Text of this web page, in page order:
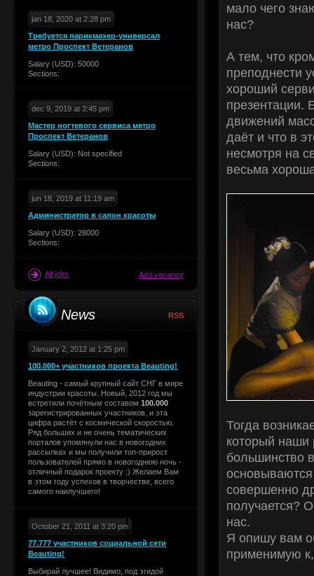
jan 18, 2020 at 2:28 pm
Требуется парикмахер-универсал
метро Проспект Ветеранов
Salary (USD): 50000
Sections:
dec 9, 2019 at 3:45 pm
Мастер ногтевого сервиса метро
Проспект Ветеранов
Salary (USD): Not specified
Sections:
jun 18, 2019 at 11:19 am
Администратор в салон красоты
Salary (USD): 28000
Sections:
All jobs Add vacancy
RSS
News
January 2, 2012 at 1:25 pm
100.000+ участников проекта Beauting!
Beauting - самый крупный сайт СНГ в мире
индустрии красоты. Новый, 2012 год мы
встретили почётным составом 100.000
зарегистрированных участников, и эта
цифра растёт с космической скоростью.
Ряд больших и не очень тематических
порталов упомянули нас в новогодних
рассылках и мы получили топ-прирост
пользователей прямо в новогоднюю ночь -
отличный подарок проекту ;) Желаем Вам
в этом году успехов в творчестве, всего
самого наилучшего!
October 21, 2011 at 3:20 pm
77.777 участников социальной сети
Beauting!
Выбирай лучшее! Видимо, под эгидой
мало чего
нас?
А тем, что
преподнести
хороший
презентации.
движений
даёт и что в
несмотря на
весьма
Тогда
который наши
большинство
совершенно
получается?
нас.
Я опишу вам
применимую